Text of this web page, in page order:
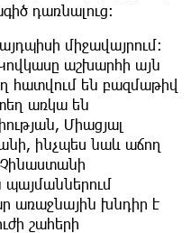
դառնալուց։
միջավայրում։
աշխարհի այն
հատվում են բազմաթիվ
առկա են
Միացյալ
ինչպես նաև աճող
Չինաստանի
պայմաններում
առաջնային խնդիր է
շահերի